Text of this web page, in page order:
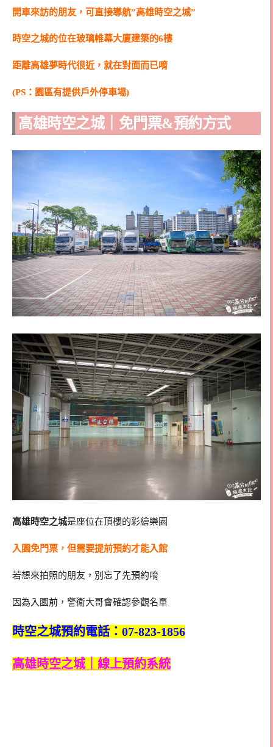
開車來訪的朋友，可直接導航”高雄時空之城”
時空之城的位在玻璃帷幕大廈建築的6樓
距離高雄夢時代很近，就在對面而已唷
(PS：園區有提供戶外停車場)
高雄時空之城｜免門票&預約方式
高雄時空之城是座位在頂樓的彩繪樂園
入園免門票，但需要提前預約才能入館
若想來拍照的朋友，別忘了先預約唷
因為入園前，警衛大哥會確認參觀名單
時空之城預約電話：07-823-1856
高雄時空之城｜線上預約系統